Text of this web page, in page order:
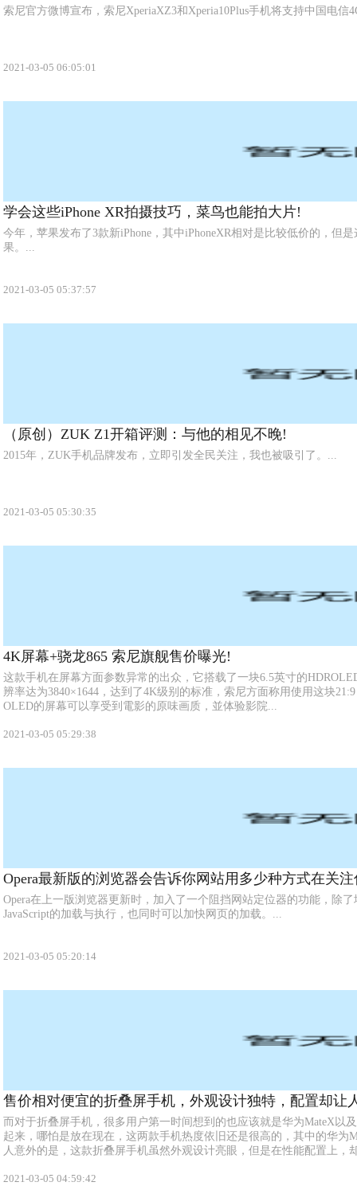
索尼官方微博宣布，索尼XperiaXZ3和Xperia10Plus手机将支持中国电信
2021-03-05 06:05:01
学会这些iPhone XR拍摄技巧，菜鸟也能拍大片!
今年，苹果发布了3款新iPhone，其中iPhoneXR相对是比较低价的，但
果。...
2021-03-05 05:37:57
（原创）ZUK Z1开箱评测：与他的相见不晚!
2015年，ZUK手机品牌发布，立即引发全民关注，我也被吸引了。...
2021-03-05 05:30:35
4K屏幕+骁龙865 索尼旗舰售价曝光!
这款手机在屏幕方面参数异常的出众，它搭载了一块6.5英寸的
辨率达为3840×1644，达到了4K级别的标准，索尼方面称用使用这块21:9
OLED的屏幕可以享受到電影的原味画质，並体验影院...
2021-03-05 05:29:38
Opera最新版的浏览器会告诉你网站用多少种方式在关
Opera在上一版浏览器更新时，加入了一个阻挡网站定位器的功能，除
JavaScript的加载与执行，也同时可以加快网页的加载。...
2021-03-05 05:20:14
售价相对便宜的折叠屏手机，外观设计独特，配置却让
而对于折叠屏手机，很多用户第一时间想到的也应该就是华为MateX以
起来，哪怕是放在现在，这两款手机热度依旧还是很高的，其中的华为
人意外的是，这款折叠屏手机虽然外观设计亮眼，但是在性能配置上，
2021-03-05 04:59:42